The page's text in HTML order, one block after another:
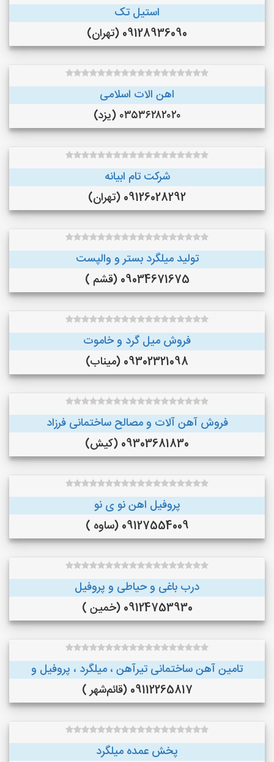
استیل تک
09128936090 (تهران)
اهن الات اسلامی
۰۳۵۳۶۲۸۲۰۲۰ (یزد)
شرکت تام ابیانه
09126028292 (تهران)
تولید میلگرد بستر و والپست
09034671675 (قشم )
فروش میل گرد و خاموت
09302321098 (میناب)
فروش آهن آلات و مصالح ساختمانی فرزاد
09303681830 (کیش)
پروفیل اهن نو ی نو
09127554009 (ساوه )
درب باغی و حیاطی و پروفیل
09124753930 (خمین )
تامین آهن ساختمانی تیرآهن ، میلگرد ، پروفیل و
09112265817 (قائم‌شهر )
پخش عمده میلگرد